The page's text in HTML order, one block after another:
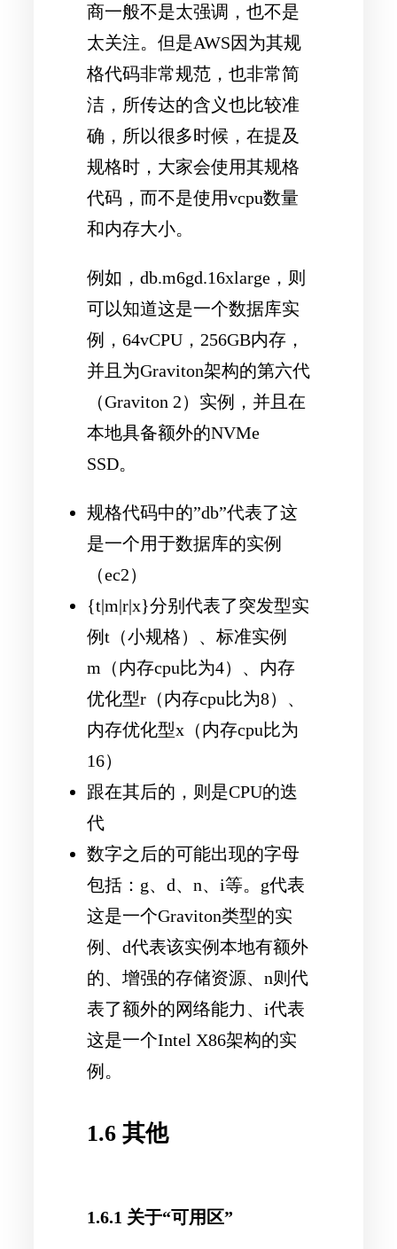
商一般不是太强调，也不是
太关注。但是AWS因为其规
格代码非常规范，也非常简
洁，所传达的含义也比较准
确，所以很多时候，在提及
规格时，大家会使用其规格
代码，而不是使用vcpu数量
和内存大小。
例如，db.m6gd.16xlarge，则
可以知道这是一个数据库实
例，64vCPU，256GB内存，
并且为Graviton架构的第六代
（Graviton 2）实例，并且在
本地具备额外的NVMe
SSD。
规格代码中的”db”代表了这
是一个用于数据库的实例
（ec2）
{t|m|r|x}分别代表了突发型实
例t（小规格）、标准实例
m（内存cpu比为4）、内存
优化型r（内存cpu比为8）、
内存优化型x（内存cpu比为
16）
跟在其后的，则是CPU的迭
代
数字之后的可能出现的字母
包括：g、d、n、i等。g代表
这是一个Graviton类型的实
例、d代表该实例本地有额外
的、增强的存储资源、n则代
表了额外的网络能力、i代表
这是一个Intel X86架构的实
例。
1.6 其他
1.6.1 关于“可用区”